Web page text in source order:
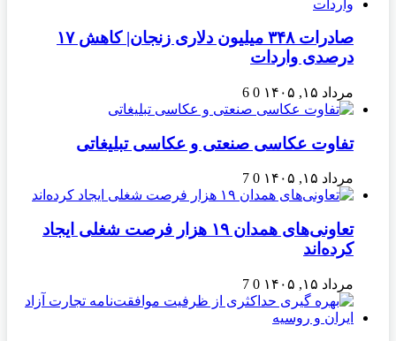
صادرات ۳۴۸ میلیون دلاری زنجان| ‌کاهش ۱۷
درصدی واردات
مرداد ۱۵, ۱۴۰۵ 0
6
تفاوت عکاسی صنعتی و عکاسی تبلیغاتی
مرداد ۱۵, ۱۴۰۵ 0
7
تعاونی‌های همدان ۱۹ هزار فرصت شغلی ایجاد
کرده‌اند
مرداد ۱۵, ۱۴۰۵ 0
7